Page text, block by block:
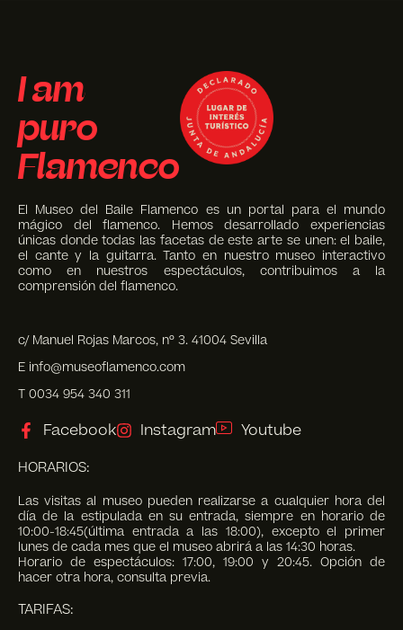
I am
puro
Flamenco
El Museo del Baile Flamenco es un portal para el mundo
mágico del flamenco. Hemos desarrollado experiencias
únicas donde todas las facetas de este arte se unen: el baile,
el cante y la guitarra. Tanto en nuestro museo interactivo
como en nuestros espectáculos, contribuimos a la
comprensión del flamenco.
c/ Manuel Rojas Marcos, nº 3. 41004 Sevilla
E info@museoflamenco.com
T 0034 954 340 311
Facebook Instagram Youtube
HORARIOS:
Las visitas al museo pueden realizarse a cualquier hora del
día de la estipulada en su entrada, siempre en horario de
10:00-18:45(última entrada a las 18:00), excepto el primer
lunes de cada mes que el museo abrirá a las 14:30 horas.
Horario de espectáculos: 17:00, 19:00 y 20:45. Opción de
hacer otra hora, consulta previa.
TARIFAS: